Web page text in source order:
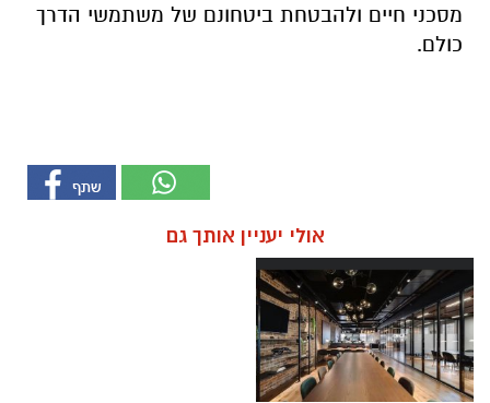
מסכני חיים ולהבטחת ביטחונם של משתמשי הדרך
כולם.
אולי יעניין אותך גם